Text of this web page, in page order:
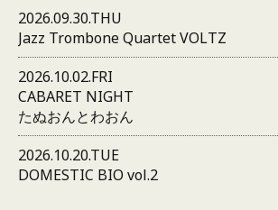
2026.09.30.THU
Jazz Trombone Quartet VOLTZ
2026.10.02.FRI
CABARET NIGHT
たぬおんとわおん
2026.10.20.TUE
DOMESTIC BIO vol.2